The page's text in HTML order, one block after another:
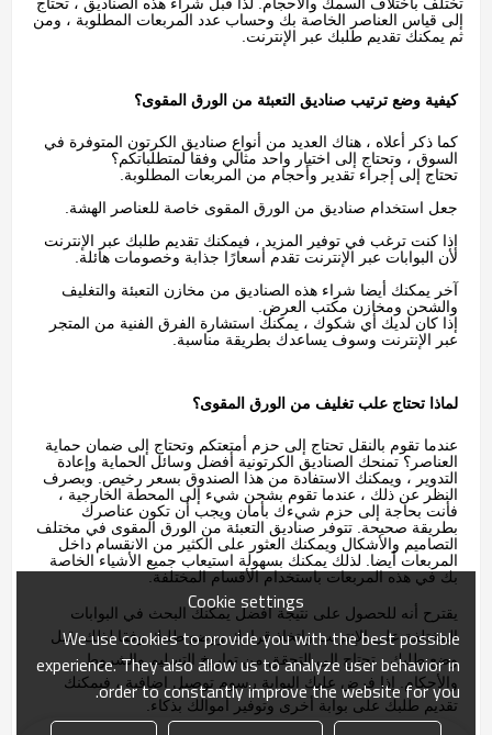
إلى قياس العناصر الخاصة بك وحساب عدد المربعات المطلوبة ، ومن
ثم يمكنك تقديم طلبك عبر الإنترنت.
كيفية وضع ترتيب صناديق التعبئة من الورق المقوى؟
كما ذكر أعلاه ، هناك العديد من أنواع صناديق الكرتون المتوفرة في
السوق ، وتحتاج إلى اختيار واحد مثالي وفقا لمتطلباتكم؟
تحتاج إلى إجراء تقدير وأحجام من المربعات المطلوبة.
جعل استخدام صناديق من الورق المقوى خاصة للعناصر الهشة.
إذا كنت ترغب في توفير المزيد ، فيمكنك تقديم طلبك عبر الإنترنت
لأن البوابات عبر الإنترنت تقدم أسعارًا جذابة وخصومات هائلة.
آخر يمكنك أيضا شراء هذه الصناديق من مخازن التعبئة والتغليف
والشحن ومخازن مكتب العرض.
إذا كان لديك أي شكوك ، يمكنك استشارة الفرق الفنية من المتجر
عبر الإنترنت وسوف يساعدك بطريقة مناسبة.
لماذا تحتاج علب تغليف من الورق المقوى؟
عندما تقوم بالنقل تحتاج إلى حزم أمتعتكم وتحتاج إلى ضمان حماية
العناصر؟ تمنحك الصناديق الكرتونية أفضل وسائل الحماية وإعادة
التدوير ، ويمكنك الاستفادة من هذا الصندوق بسعر رخيص. وبصرف
النظر عن ذلك ، عندما تقوم بشحن شيء إلى المحطة الخارجية ،
فأنت بحاجة إلى حزم شيءك بأمان ويجب أن تكون عناصرك
بطريقة صحيحة. تتوفر صناديق التعبئة من الورق المقوى في مختلف
التصاميم والأشكال ويمكنك العثور على الكثير من الانقسام داخل
المربعات أيضا. لذلك يمكنك بسهولة استيعاب جميع الأشياء الخاصة
بك في هذه المربعات باستخدام الأقسام المختلفة.
يقترح أنه للحصول على نتيجة أفضل يمكنك البحث في البوابات
المختلفة على الإنترنت واتخاذ قرارك ووضع طلبك وفقا لذلك. قبل
وضع طلبك ، تحتاج إلى التحقق من تواريخ التسليم والشروط
والأحكام. إذا فرض عليك البوابة رسوم توصيل إضافية ، فيمكنك
تقديم طلبك على بوابة أخرى وتوفير أموالك بذكاء.
Cookie settings
We use cookies to provide you with the best possible
experience. They also allow us to analyze user behavior in
order to constantly improve the website for you.